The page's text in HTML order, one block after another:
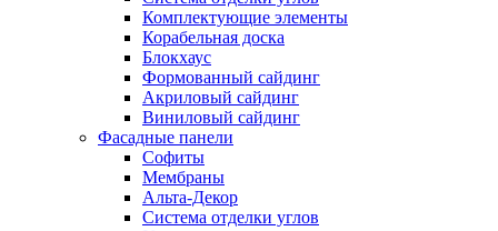
Комплектующие элементы
Корабельная доска
Блокхаус
Формованный сайдинг
Акриловый сайдинг
Виниловый сайдинг
Фасадные панели
Софиты
Мембраны
Альта-Декор
Система отделки углов